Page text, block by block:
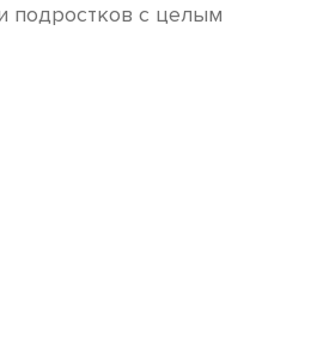
подростков с целым